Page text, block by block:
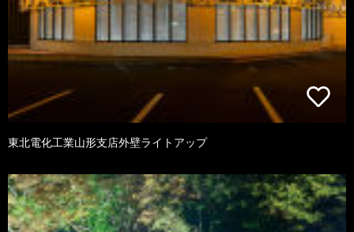
東北電化工業山形支店外壁ライトアップ